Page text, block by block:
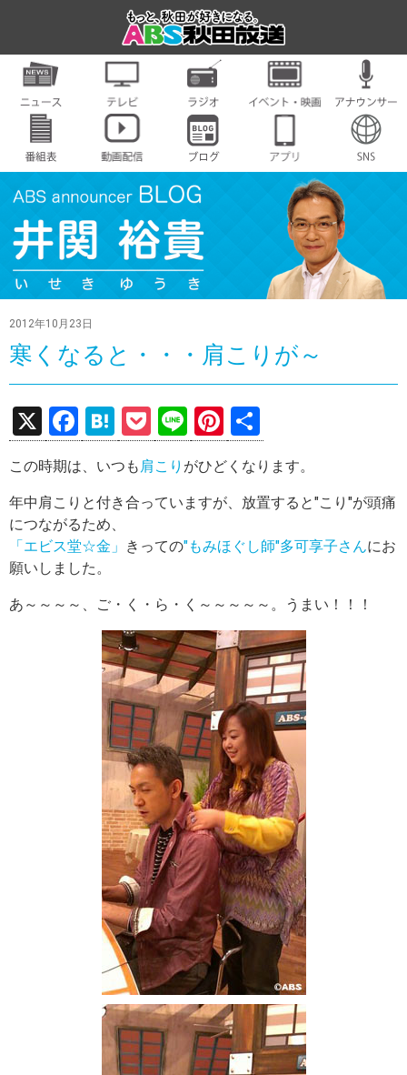
2012年10月23日
寒くなると・・・肩こりが～
X
F
a
ce
b
o
o
k
H
at
e
n
a
P
o
ck
et
Li
n
e
Pi
nt
er
es
t
有
この時期は、いつも肩こり がひどくなります。
年中肩こりと付き合っていますが、放置すると"こり"が頭痛
につながるため、
「エビス堂☆金」 きっての"もみほぐし師"多可享子さんにお
願いしました。
あ～～～～、ご・く・ら・く～～～～～。うまい！！！